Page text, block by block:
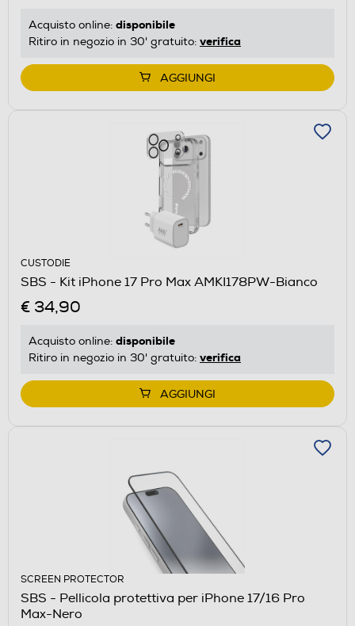
Acquisto online: disponibile
Ritiro in negozio in 30' gratuito: verifica
AGGIUNGI
CUSTODIE
SBS - Kit iPhone 17 Pro Max AMKI178PW-Bianco
€ 34,90
Acquisto online: disponibile
Ritiro in negozio in 30' gratuito: verifica
AGGIUNGI
SCREEN PROTECTOR
SBS - Pellicola protettiva per iPhone 17/16 Pro
Max-Nero